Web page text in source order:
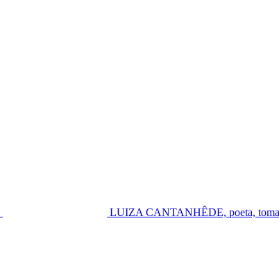
LUIZA CANTANHÊDE, poeta, toma